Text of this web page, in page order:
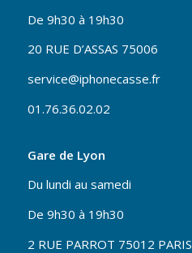
De 9h30 à 19h30
20 RUE D’ASSAS 75006
service@iphonecasse.fr
01.76.36.02.02
Gare de Lyon
Du lundi au samedi
De 9h30 à 19h30
2 RUE PARROT 75012 PARIS